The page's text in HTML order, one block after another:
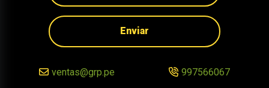
Enviar
ventas@grp.pe 997566067